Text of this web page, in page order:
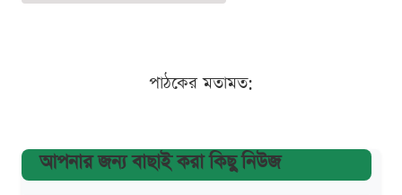
পাঠকের মতামত:
আপনার জন্য বাছাই করা কিছু নিউজ